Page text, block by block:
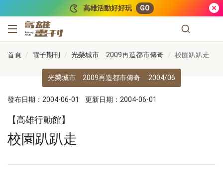
高雄活動好好玩 GO
高雄畫刊
首頁 電子期刊 光榮城市 2009再造都市傳奇 校園趴趴走
光榮城市 2009再造都市傳奇 2004/06
發布日期：2004-06-01 更新日期：2004-06-01
【高雄行動館】
校園趴趴走